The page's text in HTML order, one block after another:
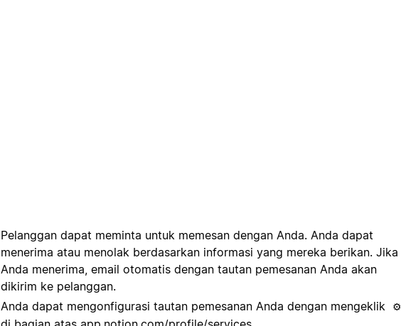
Pelanggan dapat meminta untuk memesan dengan Anda. Anda dapat
menerima atau menolak berdasarkan informasi yang mereka berikan. Jika
Anda menerima, email otomatis dengan tautan pemesanan Anda akan
dikirim ke pelanggan.
Anda dapat mengonfigurasi tautan pemesanan Anda dengan mengeklik
⚙️